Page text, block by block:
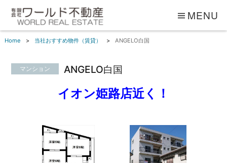
MENU
Home 当社おすすめ物件（賃貸） ANGELO白国
マンション ANGELO白国
イオン姫路店近く！